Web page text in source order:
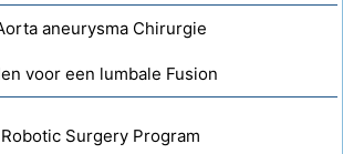
aneurysma Chirurgie
voor een lumbale Fusion
Surgery Program